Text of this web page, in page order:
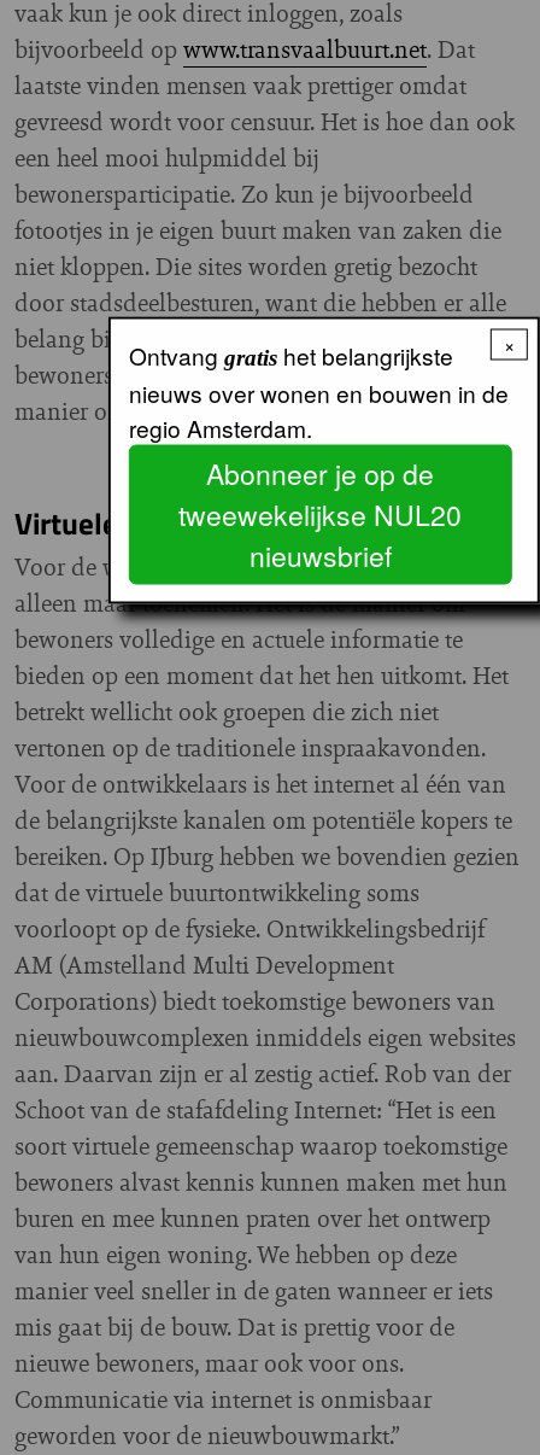
vaak kun je ook direct inloggen, zoals
bijvoorbeeld op www.transvaalbuurt.net. Dat
laatste vinden mensen vaak prettiger omdat
gevreesd wordt voor censuur. Het is hoe dan ook
een heel mooi hulpmiddel bij
bewonersparticipatie. Zo kun je bijvoorbeeld
fotootjes in je eigen buurt maken van zaken die
niet kloppen. Die sites worden gretig bezocht
door stadsdeelbesturen, want die hebben er alle
belang bij om te weten wat er speelt bij de
bewoners. Daarnaast is het een uitstekende
manier om te communiceren met je buren.”
Virtuele gemeenschap
Voor de woonsector zal het belang van internet
alleen maar toenemen. Het is de manier om
bewoners volledige en actuele informatie te
bieden op een moment dat het hen uitkomt. Het
betrekt wellicht ook groepen die zich niet
vertonen op de traditionele inspraakavonden.
Voor de ontwikkelaars is het internet al één van
de belangrijkste kanalen om potentiële kopers te
bereiken. Op IJburg hebben we bovendien gezien
dat de virtuele buurtontwikkeling soms
voorloopt op de fysieke. Ontwikkelingsbedrijf
AM (Amstelland Multi Development
Corporations) biedt toekomstige bewoners van
nieuwbouwcomplexen inmiddels eigen websites
aan. Daarvan zijn er al zestig actief. Rob van der
Schoot van de stafafdeling Internet: “Het is een
soort virtuele gemeenschap waarop toekomstige
bewoners alvast kennis kunnen maken met hun
buren en mee kunnen praten over het ontwerp
van hun eigen woning. We hebben op deze
manier veel sneller in de gaten wanneer er iets
mis gaat bij de bouw. Dat is prettig voor de
nieuwe bewoners, maar ook voor ons.
Communicatie via internet is onmisbaar
geworden voor de nieuwbouwmarkt.”
×
Ontvang gratishet belangrijkste
nieuws over wonen en bouwen in de
regio Amsterdam.
Abonneer je op de
tweewekelijkse NUL20
nieuwsbrief